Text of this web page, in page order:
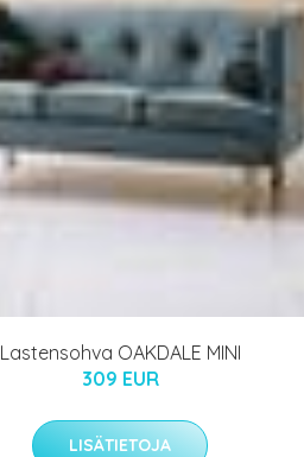
Lastensohva OAKDALE MINI
309 EUR
LISÄTIETOJA